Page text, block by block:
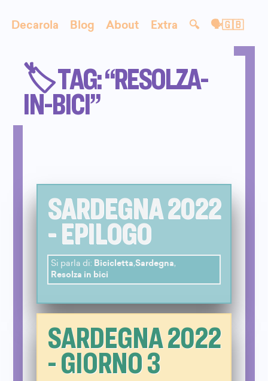
Decarola Blog About Extra 🔍 🗣🇬🇧
🏷️ TAG: “RESOLZA-
IN-BICI”
SARDEGNA 2022
- EPILOGO
Si parla di: Bicicletta,Sardegna,
Resolza in bici
SARDEGNA 2022
- GIORNO 3